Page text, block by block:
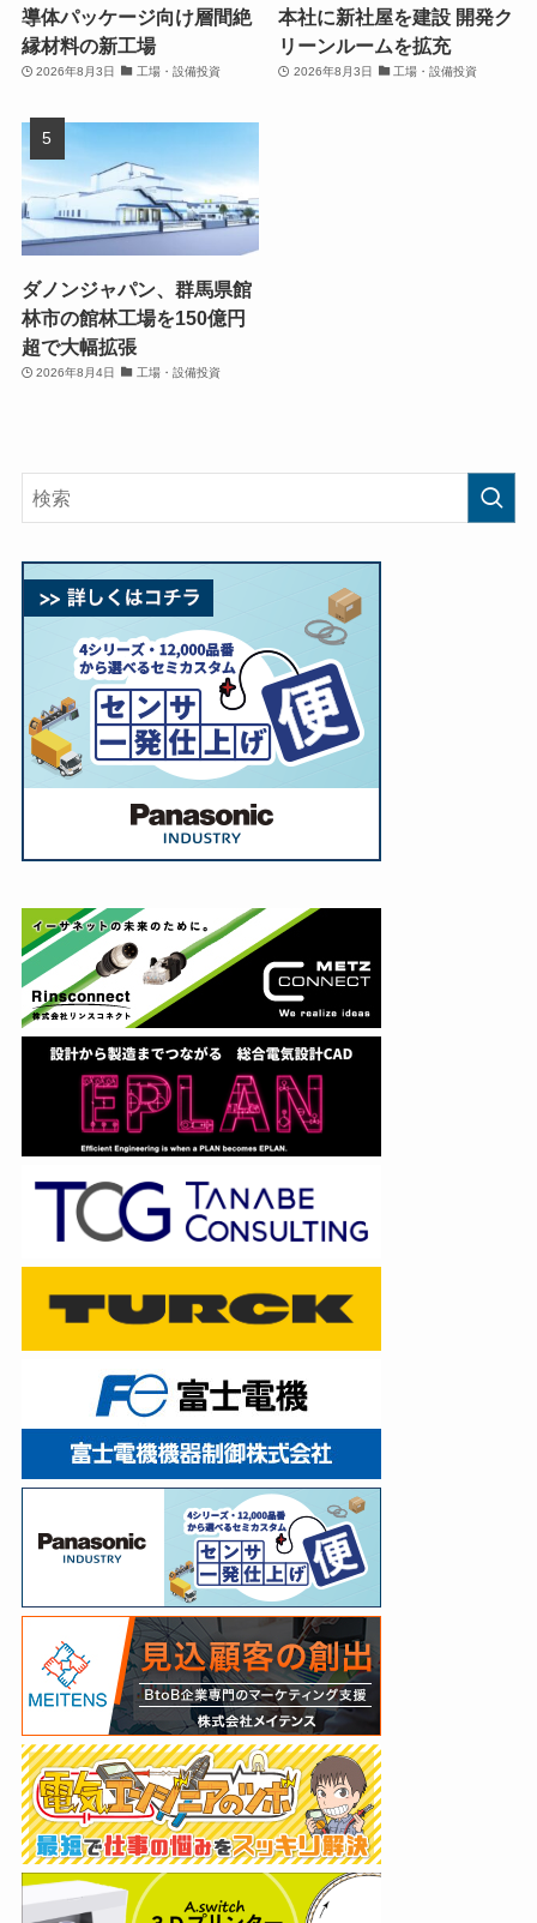
導体パッケージ向け層間絶
縁材料の新工場
2026年8月3日 工場・設備投資
本社に新社屋を建設 開発ク
リーンルームを拡充
2026年8月3日 工場・設備投資
ダノンジャパン、群馬県館
林市の館林工場を150億円
超で大幅拡張
2026年8月4日 工場・設備投資